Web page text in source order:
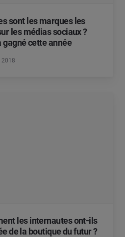
sont les marques les
les médias sociaux ?
cette année
2018
les internautes ont-ils
de la boutique du futur ?